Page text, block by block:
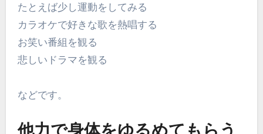
たとえば少し運動をしてみる
カラオケで好きな歌を熱唱する
お笑い番組を観る
悲しいドラマを観る
などです。